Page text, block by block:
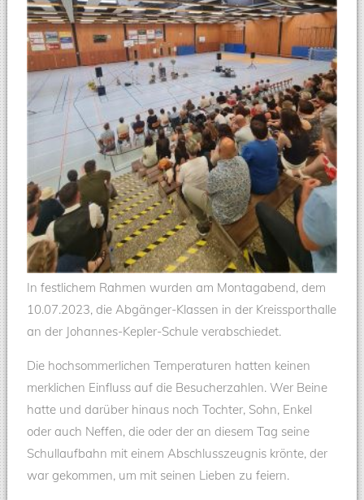
In festlichem Rahmen wurden am Montagabend, dem
10.07.2023, die Abgänger-Klassen in der Kreissporthalle
an der Johannes-Kepler-Schule verabschiedet.
Die hochsommerlichen Temperaturen hatten keinen
merklichen Einfluss auf die Besucherzahlen. Wer Beine
hatte und darüber hinaus noch Tochter, Sohn, Enkel
oder auch Neffen, die oder der an diesem Tag seine
Schullaufbahn mit einem Abschlusszeugnis krönte, der
war gekommen, um mit seinen Lieben zu feiern.